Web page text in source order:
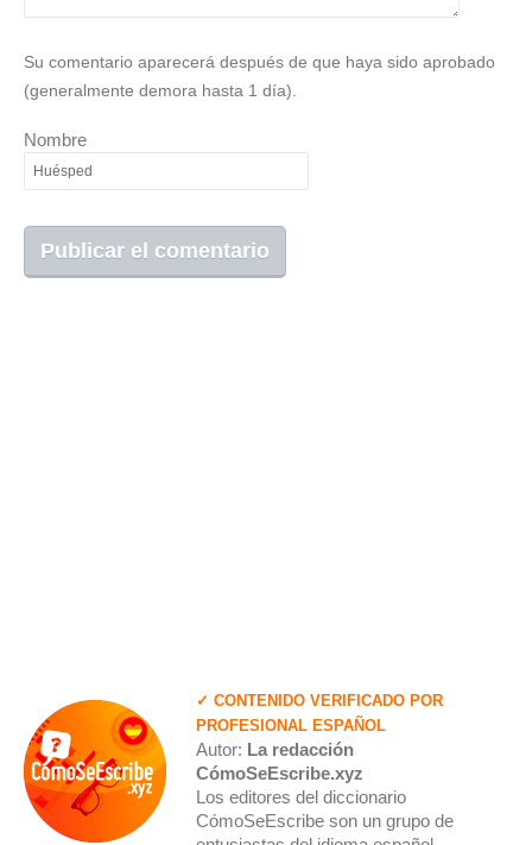
Su comentario aparecerá después de que haya sido aprobado
(generalmente demora hasta 1 día).
Nombre
✓ CONTENIDO VERIFICADO POR
PROFESIONAL ESPAÑOL
Autor: La redacción
CómoSeEscribe.xyz
Los editores del diccionario
CómoSeEscribe son un grupo de